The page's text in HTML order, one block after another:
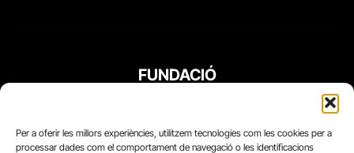
Per a oferir les millors experiències, utilitzem tecnologies com les cookies per a
processar dades com el comportament de navegació o les identificacions
FUNDACIÓ